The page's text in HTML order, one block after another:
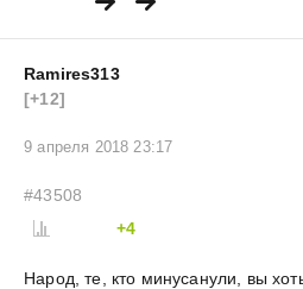
Ramires313
[+12]
9 апреля 2018 23:17
#43508
+4
Народ, те, кто минусанули, вы